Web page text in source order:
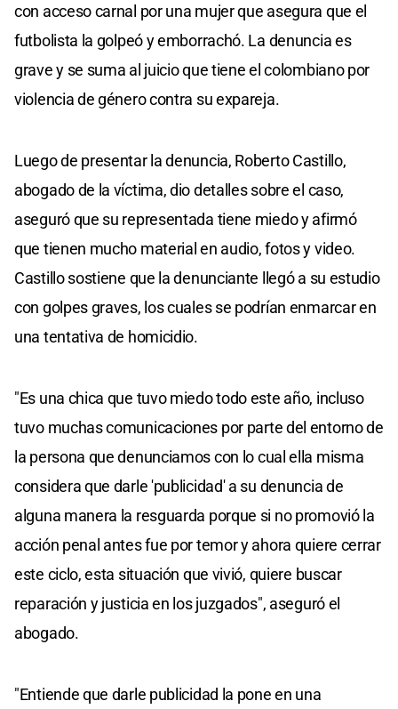
con acceso carnal por una mujer que asegura que el
futbolista la golpeó y emborrachó. La denuncia es
grave y se suma al juicio que tiene el colombiano por
violencia de género contra su expareja.
Luego de presentar la denuncia, Roberto Castillo,
abogado de la víctima, dio detalles sobre el caso,
aseguró que su representada tiene miedo y afirmó
que tienen mucho material en audio, fotos y video.
Castillo sostiene que la denunciante llegó a su estudio
con golpes graves, los cuales se podrían enmarcar en
una tentativa de homicidio.
"Es una chica que tuvo miedo todo este año, incluso
tuvo muchas comunicaciones por parte del entorno de
la persona que denunciamos con lo cual ella misma
considera que darle 'publicidad' a su denuncia de
alguna manera la resguarda porque si no promovió la
acción penal antes fue por temor y ahora quiere cerrar
este ciclo, esta situación que vivió, quiere buscar
reparación y justicia en los juzgados", aseguró el
abogado.
"Entiende que darle publicidad la pone en una